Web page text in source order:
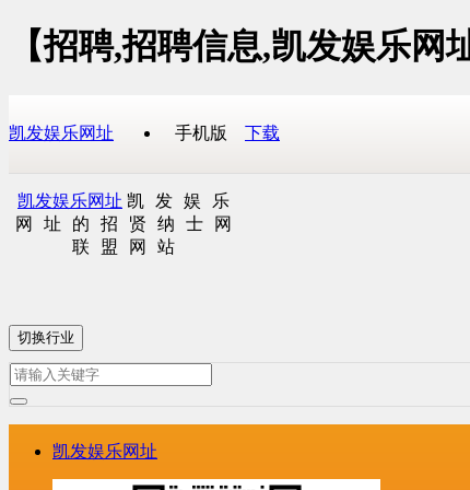
【招聘,招聘信息,凯发娱乐
凯发娱乐网址 手机版 下载
凯发娱乐网址 凯发娱乐
网址的招贤纳士网
联盟网站
切换行业
凯发娱乐网址